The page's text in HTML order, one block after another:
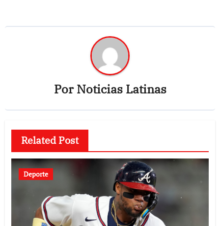
PorNoticias Latinas
Related Post
Deporte